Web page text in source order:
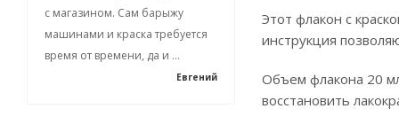
Этот флакон с
инструкция
Объем флакона 20
восстановить
с магазином. Сам барыжу
машинами и краска требуется
время от времени, да и ...
Евгений